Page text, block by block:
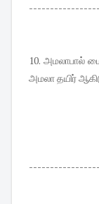
10. அமலாபால்
அமலா தயிர்